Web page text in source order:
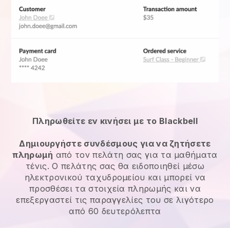
Πληρωθείτε εν κινήσει με το Blackbell
Δημιουργήστε συνδέσμους για να ζητήσετε
πληρωμή από τον πελάτη σας για τα μαθήματα
τένις. Ο πελάτης σας θα ειδοποιηθεί μέσω
ηλεκτρονικού ταχυδρομείου και μπορεί να
προσθέσει τα στοιχεία πληρωμής και να
επεξεργαστεί τις παραγγελίες του σε λιγότερο
από 60 δευτερόλεπτα